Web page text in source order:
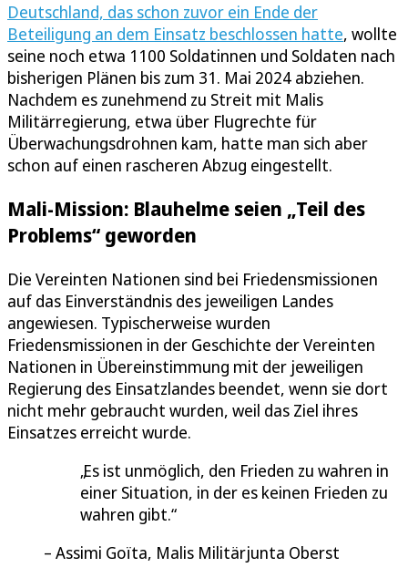
Deutschland, das schon zuvor ein Ende der
Beteiligung an dem Einsatz beschlossen hatte, wollte
seine noch etwa 1100 Soldatinnen und Soldaten nach
bisherigen Plänen bis zum 31. Mai 2024 abziehen.
Nachdem es zunehmend zu Streit mit Malis
Militärregierung, etwa über Flugrechte für
Überwachungsdrohnen kam, hatte man sich aber
schon auf einen rascheren Abzug eingestellt.
Mali-Mission: Blauhelme seien „Teil des
Problems“ geworden
Die Vereinten Nationen sind bei Friedensmissionen
auf das Einverständnis des jeweiligen Landes
angewiesen. Typischerweise wurden
Friedensmissionen in der Geschichte der Vereinten
Nationen in Übereinstimmung mit der jeweiligen
Regierung des Einsatzlandes beendet, wenn sie dort
nicht mehr gebraucht wurden, weil das Ziel ihres
Einsatzes erreicht wurde.
Es ist unmöglich, den Frieden zu wahren in
einer Situation, in der es keinen Frieden zu
wahren gibt.
Assimi Goïta, Malis Militärjunta Oberst